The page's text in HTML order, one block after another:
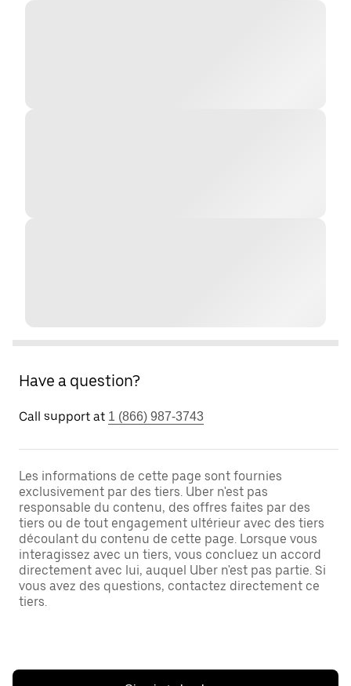
Have a question?
Call support at 1 (866) 987-3743
Les informations de cette page sont fournies
exclusivement par des tiers. Uber n'est pas
responsable du contenu, des offres faites par des
tiers ou de tout engagement ultérieur avec des tiers
découlant du contenu de cette page. Lorsque vous
interagissez avec un tiers, vous concluez un accord
directement avec lui, auquel Uber n'est pas partie. Si
vous avez des questions, contactez directement ce
tiers.